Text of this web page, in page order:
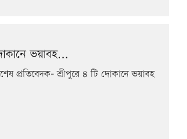
ভয়াবহ...
প্রতিবেদক- শ্রীপুরে ৪ টি দোকানে ভয়াবহ